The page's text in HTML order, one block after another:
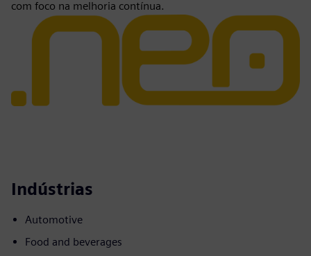
com foco na melhoria contínua.
Indústrias
Automotive
Food and beverages